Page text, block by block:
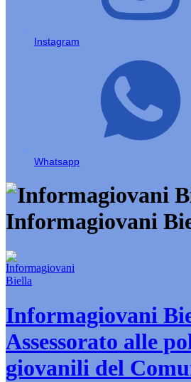
Instagram
Whatsapp
Informagiovani
Informagiovani
Assessorato alle
giovanili del